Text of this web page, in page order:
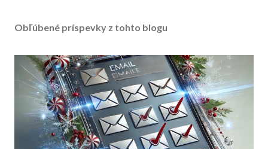
Obľúbené príspevky z tohto blogu